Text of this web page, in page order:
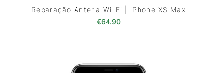
Reparação Antena Wi-Fi | iPhone XS Max
€64.90